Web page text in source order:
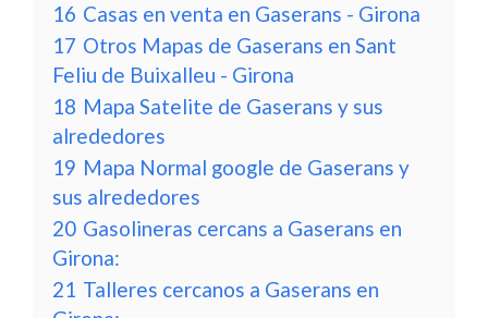
16 Casas en venta en Gaserans - Girona
17 Otros Mapas de Gaserans en Sant
Feliu de Buixalleu - Girona
18 Mapa Satelite de Gaserans y sus
alrededores
19 Mapa Normal google de Gaserans y
sus alrededores
20 Gasolineras cercans a Gaserans en
Girona:
21 Talleres cercanos a Gaserans en